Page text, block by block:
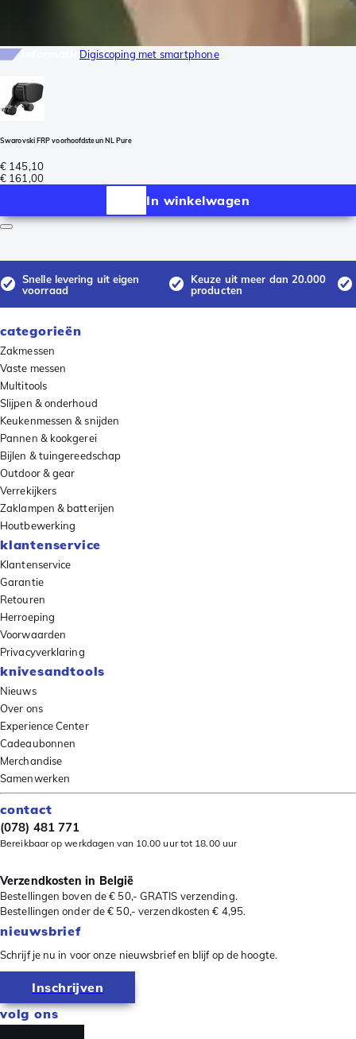
Digiscoping met smartphone
Swarovski FRP voorhoofdsteun NL Pure
€ 145,10
€ 161,00
In winkelwagen
Snelle levering uit eigen
voorraad
Keuze uit meer dan 20.000
producten
categorieën
Zakmessen
Vaste messen
Multitools
Slijpen & onderhoud
Keukenmessen & snijden
Pannen & kookgerei
Bijlen & tuingereedschap
Outdoor & gear
Verrekijkers
Zaklampen & batterijen
Houtbewerking
klantenservice
Klantenservice
Garantie
Retouren
Herroeping
Voorwaarden
Privacyverklaring
knivesandtools
Nieuws
Over ons
Experience Center
Cadeaubonnen
Merchandise
Samenwerken
contact
(078) 481 771
Bereikbaar op werkdagen van 10.00 uur tot 18.00 uur
Verzendkosten in België
Bestellingen boven de € 50,- GRATIS verzending.
Bestellingen onder de € 50,- verzendkosten € 4,95.
nieuwsbrief
Schrijf je nu in voor onze nieuwsbrief en blijf op de hoogte.
Inschrijven
volg ons